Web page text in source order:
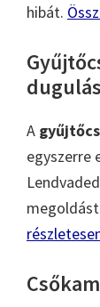
hibát.
A
egyszerre